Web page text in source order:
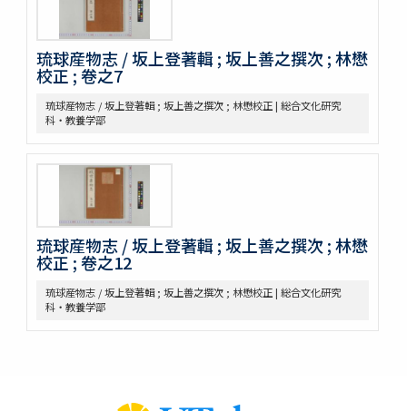
紫藤園攷證 / 源翠嶽鑒定
有毒便覧
毒品便覧
田中芳男君七六展覽會記念誌
錦窠翁耋筵誌
錦窠翁九十賀壽博物會誌 / 伊藤篤太郎編
多識會誌
伊藤圭介履歴
救荒本草啓蒙 / 小野蕙蕙口授 ; 小野彦安録
救荒野譜記聞
艸木圖説 / 飯沼慾齋著 ; 田中芳男, 小野職愨増訂
本草圖譜 / 潅園岩崎常正著 ; 飯田藏太郎編纂
本草圖譜 / 岩崎常正著
瓶史草木備考
植物漢名鑑
草木異名集
[和]朝本草
琉球産物志 / 坂上登著輯 ; 坂上善之撰次 ; 林懋
校正 ; 卷之7
琉球産物志 / 坂上登著輯 ; 坂上善之撰次 ; 林懋校正 | 総合文化研究
科・教養学部
琉球産物志 / 坂上登著輯 ; 坂上善之撰次 ; 林懋
校正 ; 卷之12
琉球産物志 / 坂上登著輯 ; 坂上善之撰次 ; 林懋校正 | 総合文化研究
科・教養学部